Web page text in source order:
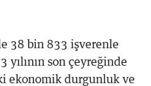
38 bin 833 işverenle
yılının son çeyreğinde
ekonomik durgunluk ve